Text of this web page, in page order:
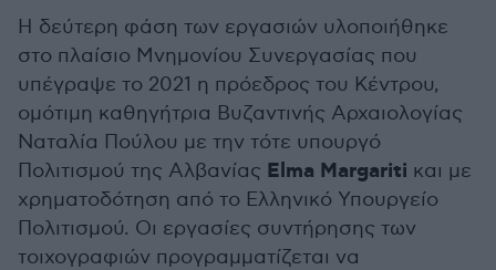
Η δεύτερη φάση των εργασιών υλοποιήθηκε
στο πλαίσιο Μνημονίου Συνεργασίας που
υπέγραψε το 2021 η πρόεδρος του Κέντρου,
ομότιμη καθηγήτρια Βυζαντινής Αρχαιολογίας
Ναταλία Πούλου με την τότε υπουργό
Πολιτισμού της Αλβανίας Elma Margariti και με
χρηματοδότηση από το Ελληνικό Υπουργείο
Πολιτισμού. Οι εργασίες συντήρησης των
τοιχογραφιών προγραμματίζεται να